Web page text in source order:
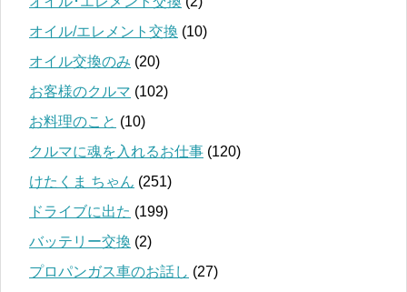
オイル/エレメント交換 (10)
オイル交換のみ (20)
お客様のクルマ (102)
お料理のこと (10)
クルマに魂を入れるお仕事 (120)
けたくま ちゃん (251)
ドライブに出た (199)
バッテリー交換 (2)
プロパンガス車のお話し (27)